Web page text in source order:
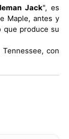
Jack", es
Maple, antes y
que produce su
con